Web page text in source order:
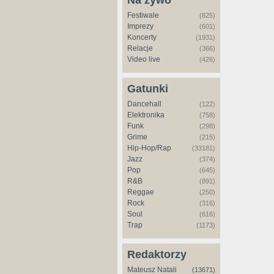
Festiwale (825)
Imprezy (601)
Koncerty (1931)
Relacje (366)
Video live (426)
Gatunki
Dancehall (122)
Elektronika (758)
Funk (298)
Grime (215)
Hip-Hop/Rap (33181)
Jazz (374)
Pop (645)
R&B (891)
Reggae (250)
Rock (316)
Soul (616)
Trap (1173)
Redaktorzy
Mateusz Natali (13671)